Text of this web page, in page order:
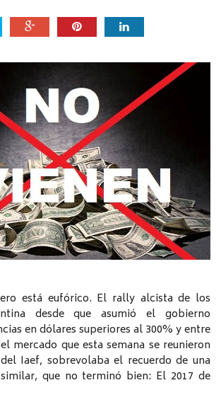
está eufórico. El rally alcista de los
desde que asumió el gobierno
en dólares superiores al 300% y entre
mercado que esta semana se reunieron
Iaef, sobrevolaba el recuerdo de una
que no terminó bien: El 2017 de